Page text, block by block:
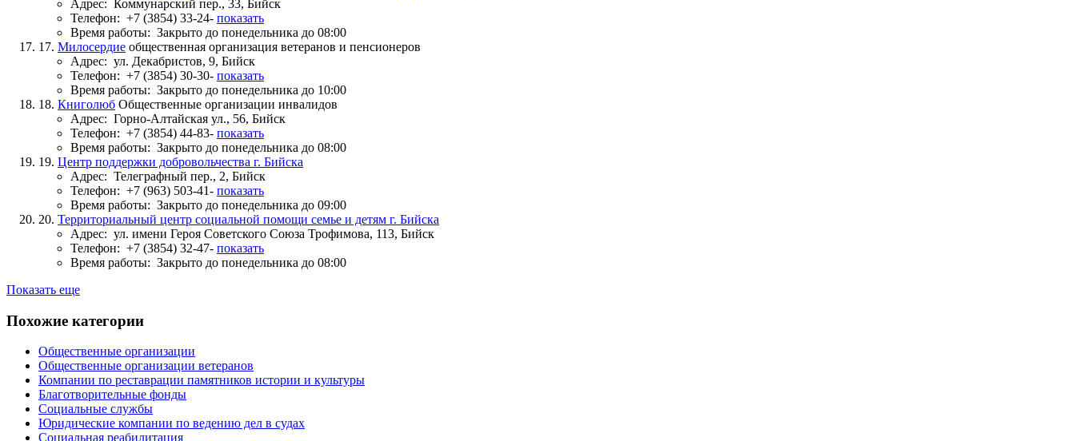
Адрес: Коммунарский пер., 33, Бийск
Телефон: +7 (3854) 33-24- показать
Время работы: Закрыто до понедельника до 08:00
17. Милосердие общественная организация ветеранов и пенсионеров
Адрес: ул. Декабристов, 9, Бийск
Телефон: +7 (3854) 30-30- показать
Время работы: Закрыто до понедельника до 10:00
18. Книголюб Общественные организации инвалидов
Адрес: Горно-Алтайская ул., 56, Бийск
Телефон: +7 (3854) 44-83- показать
Время работы: Закрыто до понедельника до 08:00
19. Центр поддержки добровольчества г. Бийска
Адрес: Телеграфный пер., 2, Бийск
Телефон: +7 (963) 503-41- показать
Время работы: Закрыто до понедельника до 09:00
20. Территориальный центр социальной помощи семье и детям г. Бийска
Адрес: ул. имени Героя Советского Союза Трофимова, 113, Бийск
Телефон: +7 (3854) 32-47- показать
Время работы: Закрыто до понедельника до 08:00
Показать еще
Похожие категории
Общественные организации
Общественные организации ветеранов
Компании по реставрации памятников истории и культуры
Благотворительные фонды
Социальные службы
Юридические компании по ведению дел в судах
Социальная реабилитация